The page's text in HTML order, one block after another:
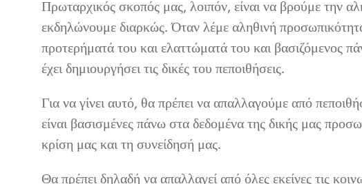
Πρωταρχικός σκοπός μας, λοιπόν, είναι να βρούμε την
εκδηλώνουμε διαρκώς. Όταν λέμε αληθινή
προτερήματά του και ελαττώματά του και βασιζόμενος
έχει δημιουργήσει τις δικές του πεποιθήσεις.
Για να γίνει αυτό, θα πρέπει να απαλλαγούμε από
είναι βασισμένες πάνω στα δεδομένα της δικής μας
κρίση μας και τη συνείδησή μας.
Θα πρέπει δηλαδή να απαλλαγεί από όλες εκείνες τις